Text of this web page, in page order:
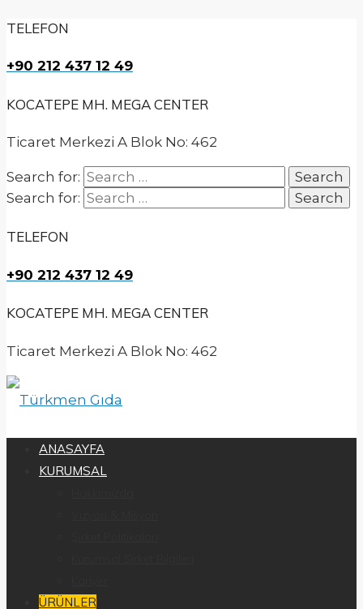
TELEFON
+90 212 437 12 49
KOCATEPE MH. MEGA CENTER
Ticaret Merkezi A Blok No: 462
Search for:
Search for:
TELEFON
+90 212 437 12 49
KOCATEPE MH. MEGA CENTER
Ticaret Merkezi A Blok No: 462
ANASAYFA
KURUMSAL
ÜRÜNLER